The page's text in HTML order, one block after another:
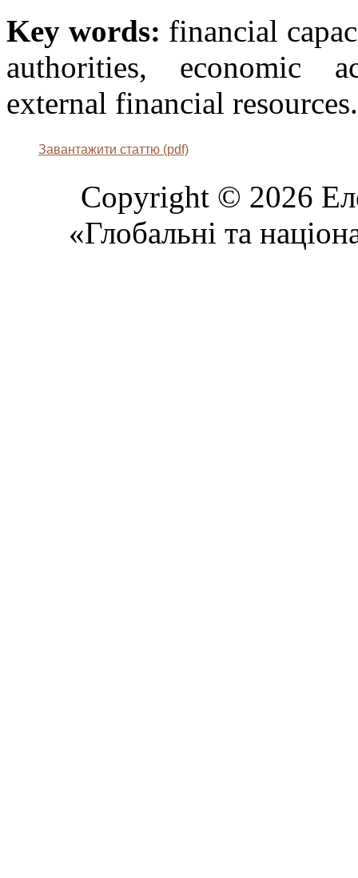
Key words: financial
authorities, economic
external financial resources.
Завантажити статтю (pdf)
Copyright © 2026
«Глобальні та